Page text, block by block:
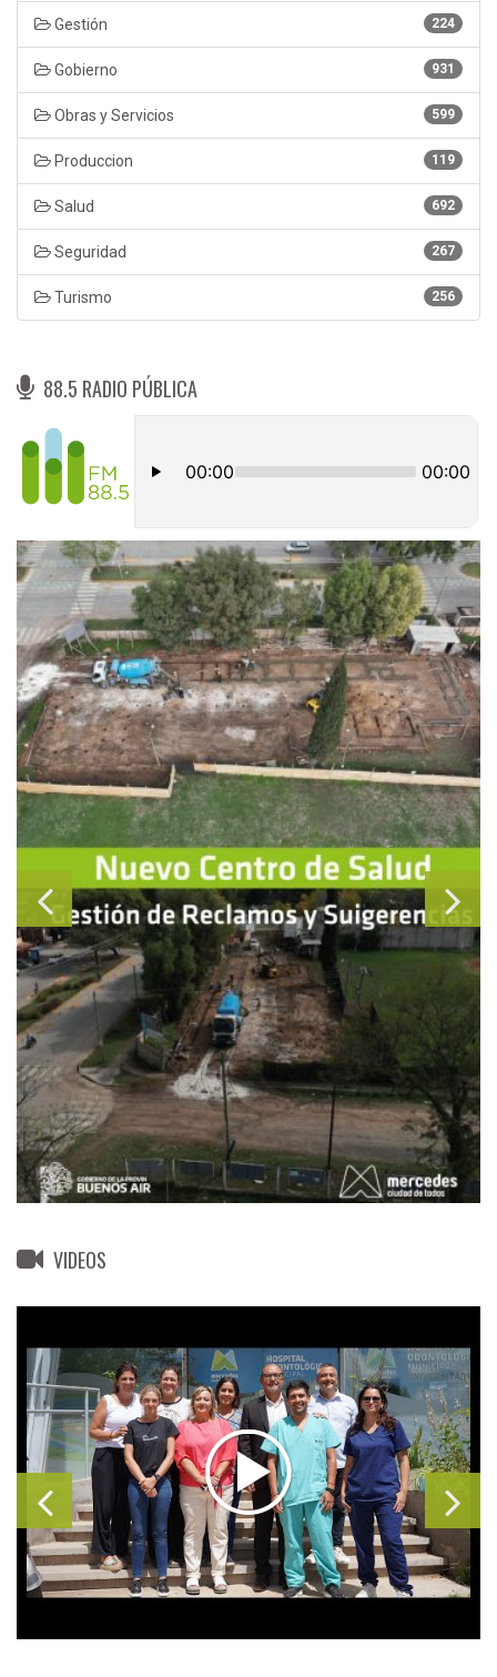
224
Gestión
931
Gobierno
599
Obras y Servicios
119
Produccion
692
Salud
267
Seguridad
256
Turismo
88.5 RADIO PÚBLICA
VIDEOS